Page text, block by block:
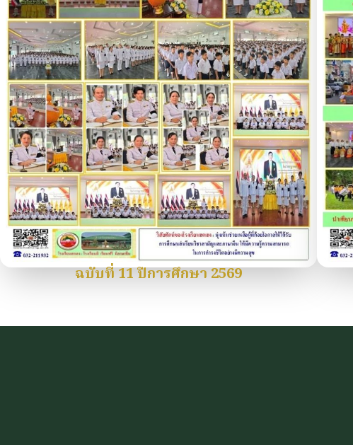
ฉบับที่ 11 ปีการศึกษา 2569